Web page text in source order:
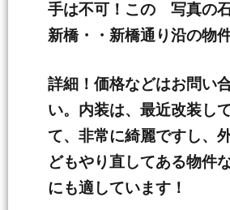
手は不可！この 写真の
新橋・・新橋通り沿の物件
詳細！価格などはお問い
い。内装は、最近改装し
て、非常に綺麗ですし、
どもやり直してある物件
にも適しています！